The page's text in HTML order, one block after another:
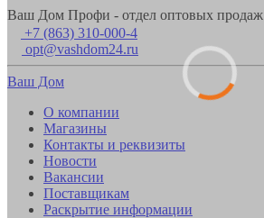
Ваш Дом Профи - отдел оптовых продаж
+7 (863) 310-000-4
opt@vashdom24.ru
Ваш Дом
О компании
Магазины
Контакты и реквизиты
Новости
Вакансии
Поставщикам
Раскрытие информации